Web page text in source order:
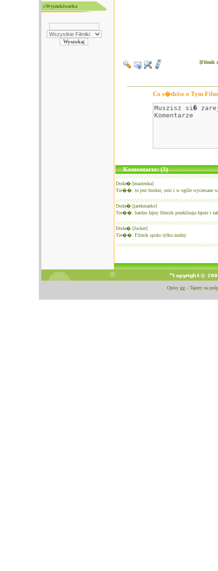
::Wyszukiwarka
[Filmik
Co s�dzisz o Tym
Komentarze: (3)
Doda�:[mazienka]
Tre��: to jest boskie, sexi i w ogóle wyczesane
Doda�:[jarekmarko]
Tre��: bardzo fajny filmiik przeklinaja fajnie i
Doda�:[Jocker]
Tre��: Filmik spoks tylko nudny
Opisy gg - Tapety na